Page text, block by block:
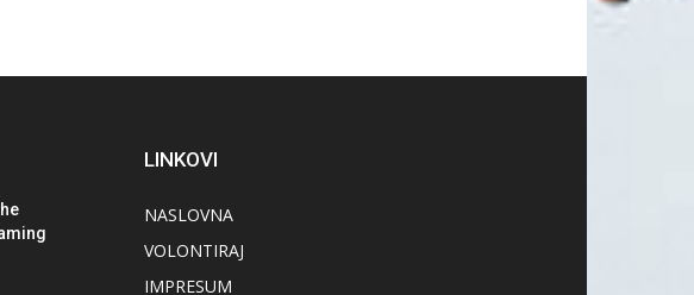
LINKOVI
NASLOVNA
VOLONTIRAJ
IMPRESUM